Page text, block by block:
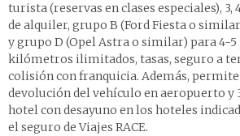
turista (reservas en clases especiales), 3,
de alquiler, grupo B (Ford Fiesta o
y grupo D (Opel Astra o similar) para 4-5
kilómetros ilimitados, tasas, seguro a
colisión con franquicia. Además,
devolución del vehículo en aeropuerto y
hotel con desayuno en los hoteles
el seguro de Viajes RACE.